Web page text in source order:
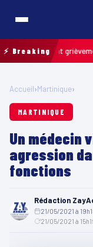
⚡ Breaking
enfant grièvement
Accueil›Martinique›
MARTINIQUE
Un médecin
agression
fonctions
Rédaction
21/05/2021 à
21/05/2021 à